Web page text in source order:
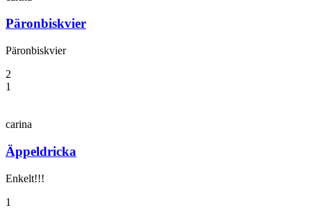
Päronbiskvier
Päronbiskvier
2
1
carina
Äppeldricka
Enkelt!!!
1